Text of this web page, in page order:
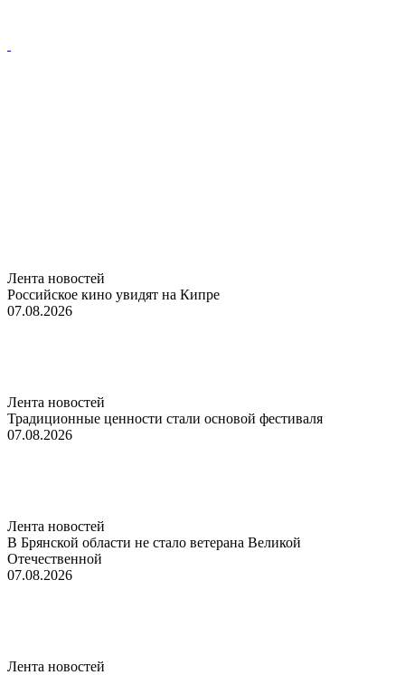
Лента новостей
Российское кино увидят на Кипре
07.08.2026
Лента новостей
Традиционные ценности стали основой фестиваля
07.08.2026
Лента новостей
В Брянской области не стало ветерана Великой
Отечественной
07.08.2026
Лента новостей